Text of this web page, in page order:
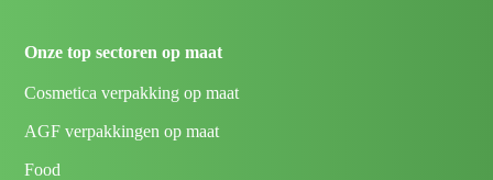
Onze top sectoren op maat
Cosmetica verpakking op maat
AGF verpakkingen op maat
Food